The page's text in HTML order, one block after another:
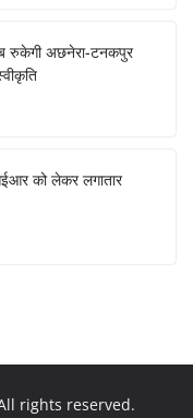
रुकेगी अछनेरा-टनकपुर
को लेकर लगातार
rights reserved.